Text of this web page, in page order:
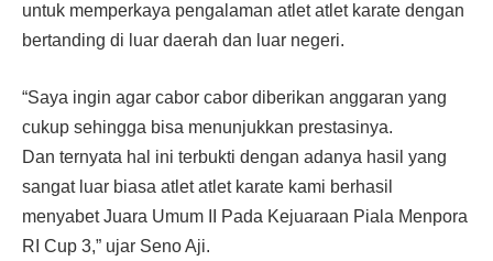
untuk memperkaya pengalaman atlet atlet karate dengan
bertanding di luar daerah dan luar negeri.
“Saya ingin agar cabor cabor diberikan anggaran yang
cukup sehingga bisa menunjukkan prestasinya.
Dan ternyata hal ini terbukti dengan adanya hasil yang
sangat luar biasa atlet atlet karate kami berhasil
menyabet Juara Umum II Pada Kejuaraan Piala Menpora
RI Cup 3,” ujar Seno Aji.